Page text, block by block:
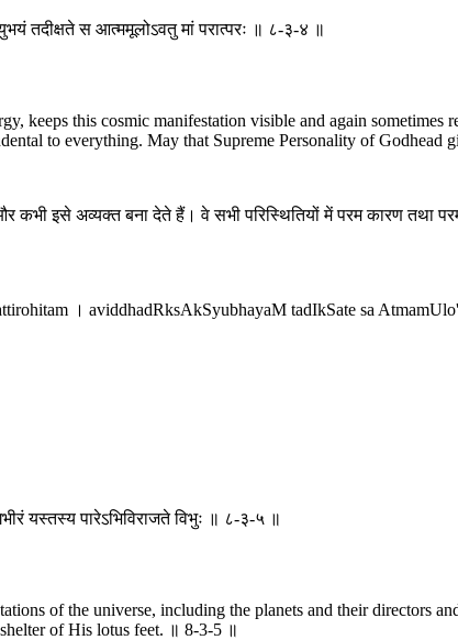
तदीक्षते स आत्ममूलोऽवतु मां परात्परः ॥ ८-३-४ ॥
keeps this cosmic manifestation visible and again sometimes
to everything. May that Supreme Personality of Godhead
कभी इसे अव्यक्त बना देते हैं। वे सभी परिस्थितियों में परम कारण तथा
। aviddhadRksAkSyubhayaM tadIkSate sa
यस्तस्य पारेऽभिविराजते विभुः ॥ ८-३-५ ॥
of the universe, including the planets and their directors
of His lotus feet. ॥ 8-3-5 ॥